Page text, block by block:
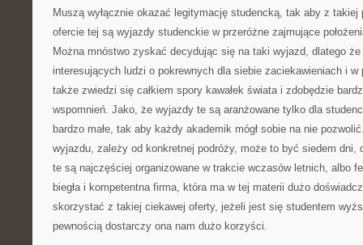
Muszą wyłącznie okazać legitymację studencką, tak aby z
ofercie tej są wyjazdy studenckie w przeróżne zajmujące
Można mnóstwo zyskać decydując się na taki wyjazd, dlatego
interesujących ludzi o pokrewnych dla siebie zaciekawieniach i
także zwiedzi się całkiem spory kawałek świata i zdobędzie
wspomnień. Jako, że wyjazdy te są aranżowane tylko dla
bardzo małe, tak aby każdy akademik mógł sobie na nie
wyjazdu, zależy od konkretnej podróży, może to być siedem dni,
te są najczęściej organizowane w trakcie wczasów letnich, albo
biegła i kompetentna firma, która ma w tej materii dużo
skorzystać z takiej ciekawej oferty, jeżeli jest się studentem
pewnością dostarczy ona nam dużo korzyści.